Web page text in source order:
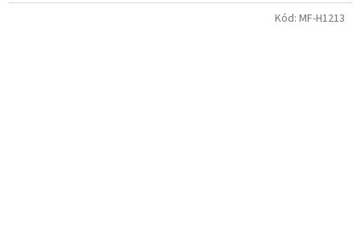
Kód: MF-H1213